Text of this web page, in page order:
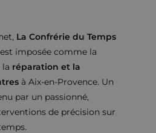
La Confrérie du Temps
imposée comme la
la réparation et la
à Aix-en-Provence. Un
par un passionné,
de précision sur